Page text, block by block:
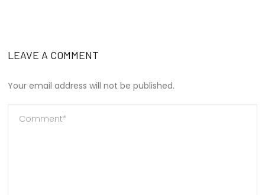
LEAVE A COMMENT
Your email address will not be published.